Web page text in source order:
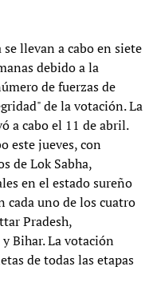
llevan a cabo en siete
debido a la
de fuerzas de
de la votación. La
a cabo el 11 de abril.
este jueves, con
de Lok Sabha,
en el estado sureño
cada uno de los cuatro
Pradesh,
Bihar. La votación
de todas las etapas